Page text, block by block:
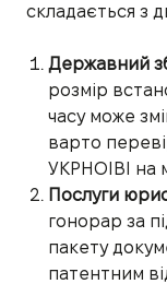
складається з
Державний
розмір
часу може
варто
УКРНОІВІ на
Послуги
гонорар за
пакету
патентним